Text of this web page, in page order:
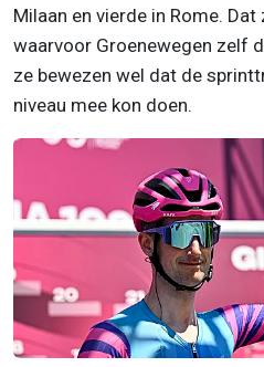
Milaan en vierde in Rome.
waarvoor Groenewegen zelf
ze bewezen wel dat de
niveau mee kon doen.